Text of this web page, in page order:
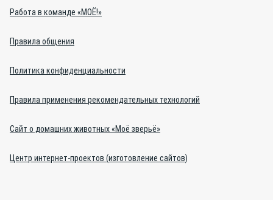
Работа в команде «МОЁ!»
Правила общения
Политика конфиденциальности
Правила применения рекомендательных технологий
Сайт о домашних животных «Моё зверьё»
Центр интернет-проектов (изготовление сайтов)